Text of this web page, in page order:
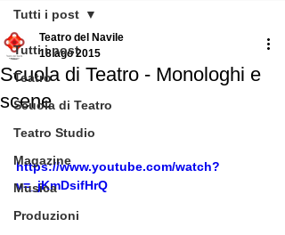
Tutti i post
Teatro
Scuola di Teatro
Teatro Studio
Magazine
Musica
Produzioni
Tutti i post
Scuola di Teatro - Monologhi e
scene
Teatro del Navile
18 ago 2015
https://www.youtube.com/watch?
v=_jKmDsifHrQ